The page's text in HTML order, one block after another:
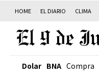
HOME EL DIARIO CLIMA
Dolar BNA Compra